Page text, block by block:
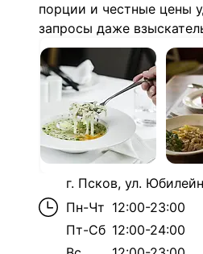
порции и честные цены
запросы даже
г. Псков, ул.
Пн-Чт 12:00-23:00
Пт-Сб 12:00-24:00